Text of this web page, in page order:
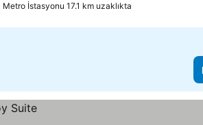
Metro İstasyonu 17.1 km uzaklıkta